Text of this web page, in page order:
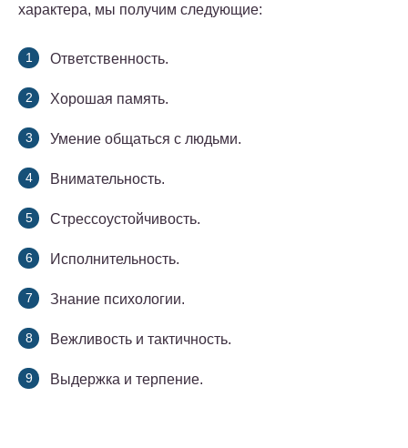
характера, мы получим следующие:
Ответственность.
Хорошая память.
Умение общаться с людьми.
Внимательность.
Стрессоустойчивость.
Исполнительность.
Знание психологии.
Вежливость и тактичность.
Выдержка и терпение.